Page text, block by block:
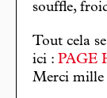
souffle,
Tout cela
ici : PAGE
Merci mille